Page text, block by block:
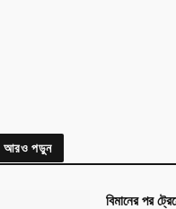
আরও পড়ুন
বিমানের পর